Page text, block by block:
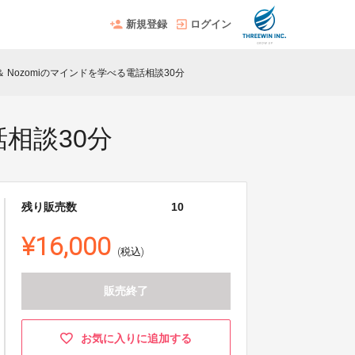
新規登録 ログイン
Nozomiのマインドを学べる電話相談30分
談30分
残り販売数 10
¥16,000 (税込)
販売終了
お気に入りに追加する